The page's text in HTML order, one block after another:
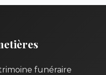
funéraire